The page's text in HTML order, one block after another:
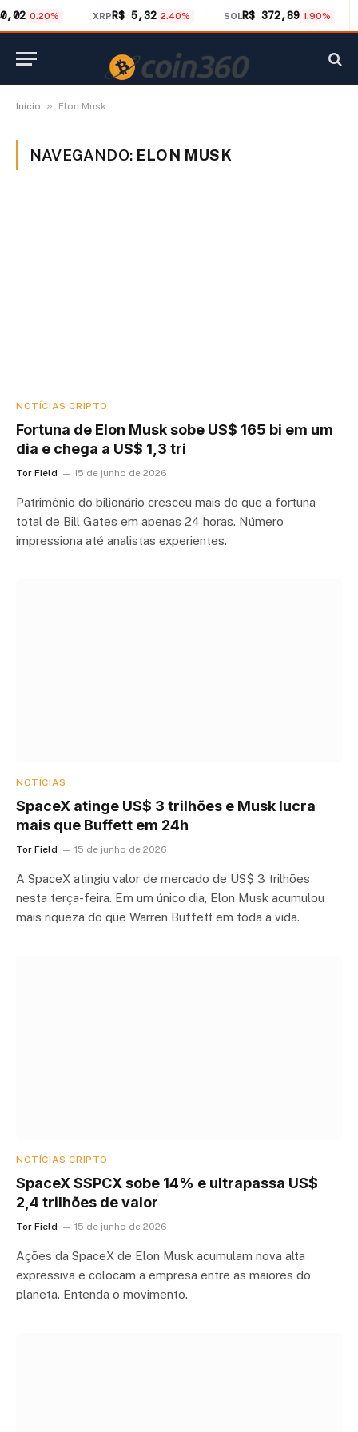
0.20% XRPR$ 5,32 2.40% SOLR$ 372,89 1.90%
Início » Elon Musk
NAVEGANDO: ELON MUSK
NOTÍCIAS CRIPTO
Fortuna de Elon Musk sobe US$ 165 bi em um
dia e chega a US$ 1,3 tri
Tor Field 15 de junho de 2026
Patrimônio do bilionário cresceu mais do que a fortuna
total de Bill Gates em apenas 24 horas. Número
impressiona até analistas experientes.
NOTÍCIAS
SpaceX atinge US$ 3 trilhões e Musk lucra
mais que Buffett em 24h
Tor Field 15 de junho de 2026
A SpaceX atingiu valor de mercado de US$ 3 trilhões
nesta terça-feira. Em um único dia, Elon Musk acumulou
mais riqueza do que Warren Buffett em toda a vida.
NOTÍCIAS CRIPTO
SpaceX $SPCX sobe 14% e ultrapassa US$
2,4 trilhões de valor
Tor Field 15 de junho de 2026
Ações da SpaceX de Elon Musk acumulam nova alta
expressiva e colocam a empresa entre as maiores do
planeta. Entenda o movimento.